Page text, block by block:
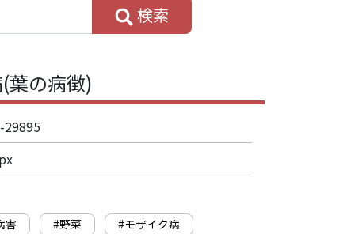
検索
葉の病徴)
29895
害 #野菜 #モザイク病